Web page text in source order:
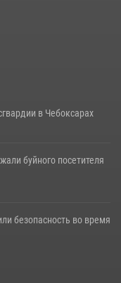
с оружием
в Чебоксарах
буйного посетителя
безопасность во время